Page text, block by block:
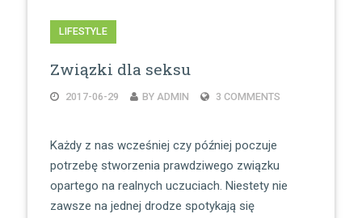
LIFESTYLE
Związki dla seksu
2017-06-29 BY ADMIN 3 COMMENTS
Każdy z nas wcześniej czy później poczuje
potrzebę stworzenia prawdziwego związku
opartego na realnych uczuciach. Niestety nie
zawsze na jednej drodze spotykają się